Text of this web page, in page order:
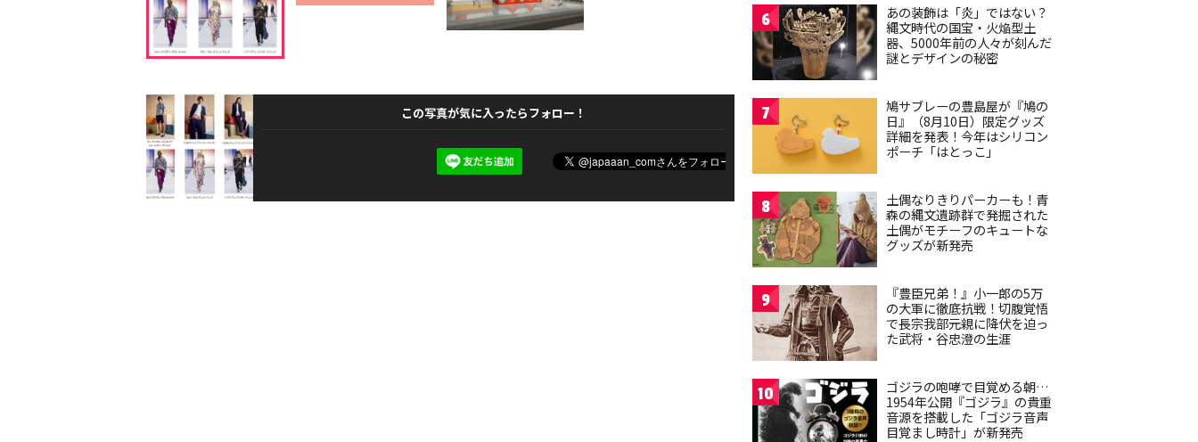
この写真が気に入ったらフォロー！
6
あの装飾は「炎」ではない？
縄文時代の国宝・火焔型土
器、5000年前の人々が刻んだ
謎とデザインの秘密
7
鳩サブレーの豊島屋が『鳩の
日』（8月10日）限定グッズ
詳細を発表！今年はシリコン
ポーチ「はとっこ」
8
土偶なりきりパーカーも！青
森の縄文遺跡群で発掘された
土偶がモチーフのキュートな
グッズが新発売
9
『豊臣兄弟！』小一郎の5万
の大軍に徹底抗戦！切腹覚悟
で長宗我部元親に降伏を迫っ
た武将・谷忠澄の生涯
10
ゴジラの咆哮で目覚める朝…
1954年公開『ゴジラ』の貴重
音源を搭載した「ゴジラ音声
目覚まし時計」が新発売